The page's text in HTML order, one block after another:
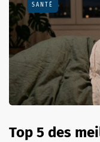
SANTÉ
Top 5 des